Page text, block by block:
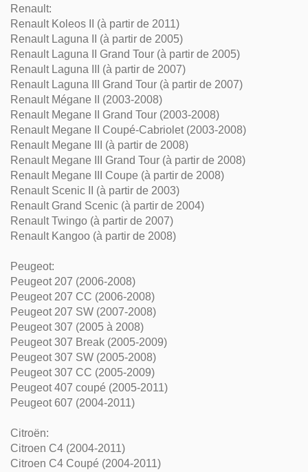
Renault:
Renault Koleos II (à partir de 2011)
Renault Laguna II (à partir de 2005)
Renault Laguna II Grand Tour (à partir de 2005)
Renault Laguna III (à partir de 2007)
Renault Laguna III Grand Tour (à partir de 2007)
Renault Mégane II (2003-2008)
Renault Megane II Grand Tour (2003-2008)
Renault Megane II Coupé-Cabriolet (2003-2008)
Renault Megane III (à partir de 2008)
Renault Megane III Grand Tour (à partir de 2008)
Renault Megane III Coupe (à partir de 2008)
Renault Scenic II (à partir de 2003)
Renault Grand Scenic (à partir de 2004)
Renault Twingo (à partir de 2007)
Renault Kangoo (à partir de 2008)
Peugeot:
Peugeot 207 (2006-2008)
Peugeot 207 CC (2006-2008)
Peugeot 207 SW (2007-2008)
Peugeot 307 (2005 à 2008)
Peugeot 307 Break (2005-2009)
Peugeot 307 SW (2005-2008)
Peugeot 307 CC (2005-2009)
Peugeot 407 coupé (2005-2011)
Peugeot 607 (2004-2011)
Citroën:
Citroen C4 (2004-2011)
Citroen C4 Coupé (2004-2011)